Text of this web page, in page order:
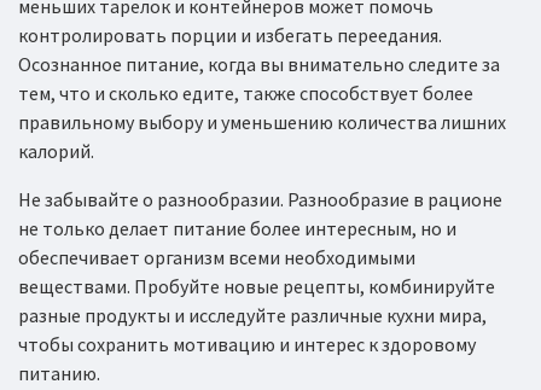
меньших тарелок и контейнеров может помочь
контролировать порции и избегать переедания.
Осознанное питание, когда вы внимательно следите за
тем, что и сколько едите, также способствует более
правильному выбору и уменьшению количества лишних
калорий.
Не забывайте о разнообразии. Разнообразие в рационе
не только делает питание более интересным, но и
обеспечивает организм всеми необходимыми
веществами. Пробуйте новые рецепты, комбинируйте
разные продукты и исследуйте различные кухни мира,
чтобы сохранить мотивацию и интерес к здоровому
питанию.